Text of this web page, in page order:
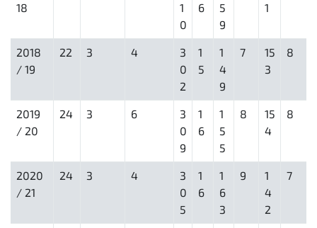
18
1
0
6
5
9
1
2018
/ 19
22 3 4
3
0
2
1
5
1
4
9
7
15
3
8
2019
/ 20
24 3 6
3
0
9
1
6
1
5
5
8
15
4
8
2020
/ 21
24 3 4
3
0
5
1
6
1
6
3
9
1
4
2
7